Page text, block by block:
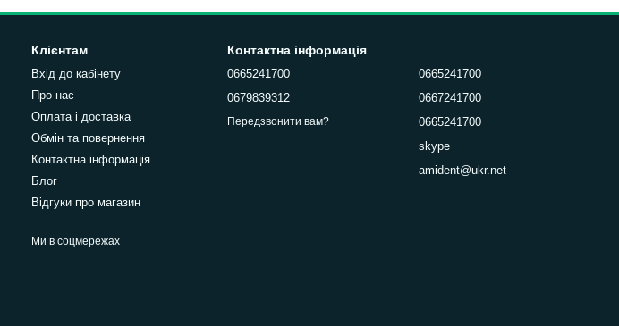
Клієнтам
Вхід до кабінету
Про нас
Оплата і доставка
Обмін та повернення
Контактна інформація
Блог
Відгуки про магазин
Ми в соцмережах
Контактна інформація
0665241700
0679839312
Передзвонити вам?
0665241700
0667241700
0665241700
skype
amident@ukr.net